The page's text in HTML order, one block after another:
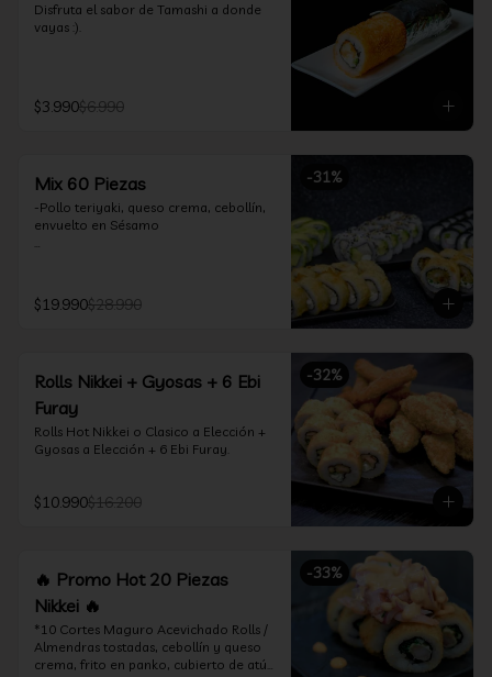
Disfruta el sabor de Tamashi a donde
vayas :).
$3.990$6.990
-31%
Mix 60 Piezas
-Pollo teriyaki, queso crema, cebollín,
envuelto en Sésamo
-Camarón furay, queso crema,
frito en tempura.
-Kanikama, queso crema, envuelto en
nori (hosomaki)
$19.990$28.990
-32%
Rolls Nikkei + Gyosas + 6 Ebi
Furay
Rolls Hot Nikkei o Clasico a Elección +
Gyosas a Elección + 6 Ebi Furay.
$10.990$16.200
-33%
🔥 Promo Hot 20 Piezas
Nikkei 🔥
*10 Cortes Maguro Acevichado Rolls /
Almendras tostadas, cebollín y queso
crema, frito en panko, cubierto de atún